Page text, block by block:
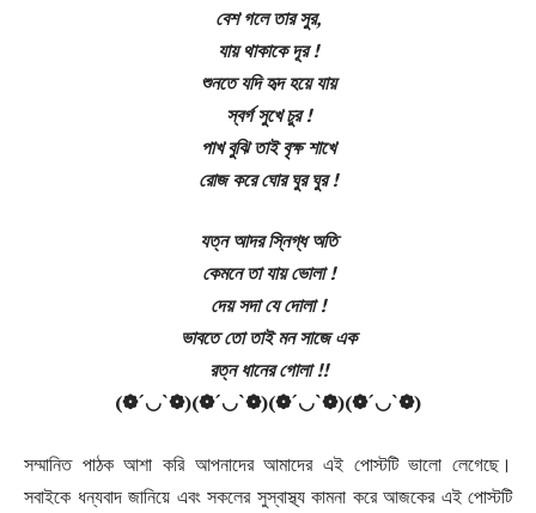
বেশ গলে তার সুর,
যায় থাকাকে দূর !
শুনতে যদি হৃদ হয়ে যায়
স্বর্গ সুখে চুর !
পাখ বুঝি তাই বৃক্ষ শাখে
রোজ করে ঘোর ঘুর ঘুর !
যত্ন আদর স্নিগ্ধ অতি
কেমনে তা যায় ভোলা !
দেয় সদা যে দোলা !
ভাবতে তো তাই মন সাজে এক
রত্ন ধানের গোলা !!
(❁´◡`❁)(❁´◡`❁)(❁´◡`❁)(❁´◡`❁)
সম্মানিত পাঠক আশা করি আপনাদের আমাদের এই পোস্টটি ভালো লেগেছে।
সবাইকে ধন্যবাদ জানিয়ে এবং সকলের সুস্বাস্থ্য কামনা করে আজকের এই পোস্টটি